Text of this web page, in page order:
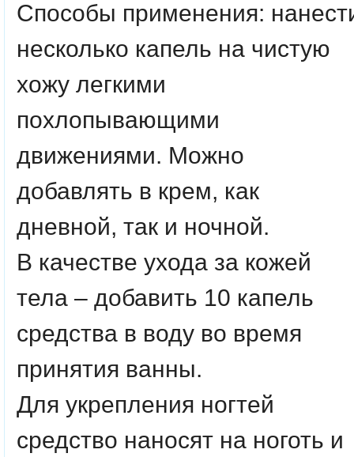
Способы применения:
несколько капель на чистую
хожу легкими
похлопывающими
движениями. Можно
добавлять в крем, как
дневной, так и ночной.
В качестве ухода за кожей
тела – добавить 10 капель
средства в воду во время
принятия ванны.
Для укрепления ногтей
средство наносят на ноготь и